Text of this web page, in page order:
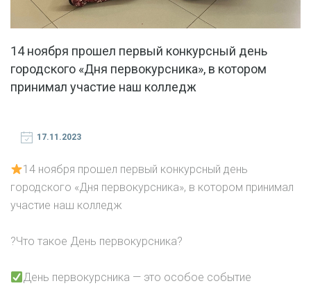
14 ноября прошел первый конкурсный день
городского «Дня первокурсника», в котором
принимал участие наш колледж
17.11.2023
14 ноября прошел первый конкурсный день
городского «Дня первокурсника», в котором принимал
участие наш колледж
?Что такое День первокурсника?
День первокурсника — это особое событие